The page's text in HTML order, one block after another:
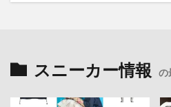
スニーカー情報 の